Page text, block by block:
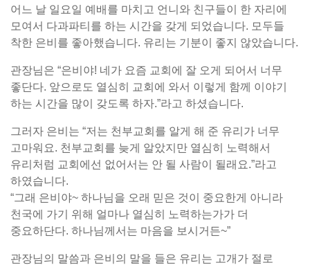
어느 날 일요일 예배를 마치고 언니와 친구들이 한 자리에
모여서 다과파티를 하는 시간을 갖게 되었습니다. 모두들
착한 은비를 좋아했습니다. 유리는 기분이 좋지 않았습니다.
관장님은 “은비야! 네가 요즘 교회에 잘 오게 되어서 너무
좋단다. 앞으로도 열심히 교회에 와서 이렇게 함께 이야기
하는 시간을 많이 갖도록 하자.”라고 하셨습니다.
그러자 은비는 “저는 천부교회를 알게 해 준 유리가 너무
고마워요. 천부교회를 늦게 알았지만 열심히 노력해서
유리처럼 교회에선 없어서는 안 될 사람이 될래요.”라고
하였습니다.
“그래 은비야~ 하나님을 오래 믿은 것이 중요한게 아니라
천국에 가기 위해 얼마나 열심히 노력하는가가 더
중요하단다. 하나님께서는 마음을 보시거든~”
관장님의 말씀과 은비의 말을 들은 유리는 고개가 절로